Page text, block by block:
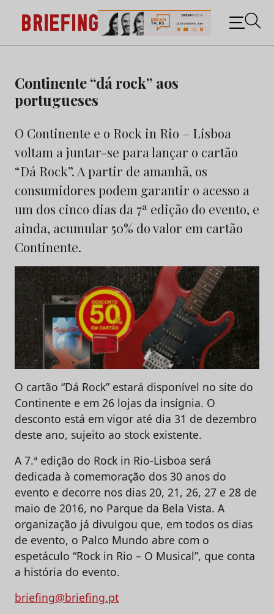
content
Briefing: Todas as notícias sobre os negócios do
Marketing e da Publicidade
Continente “dá rock” aos
portugueses
O Continente e o Rock in Rio – Lisboa
voltam a juntar-se para lançar o cartão
“Dá Rock”. A partir de amanhã, os
consumidores podem garantir o acesso a
um dos cinco dias da 7ª edição do evento, e
ainda, acumular 50% do valor em cartão
Continente.
O cartão “Dá Rock” estará disponível no site do
Continente e em 26 lojas da insígnia. O
desconto está em vigor até dia 31 de dezembro
deste ano, sujeito ao stock existente.
A 7.ª edição do Rock in Rio-Lisboa será
dedicada à comemoração dos 30 anos do
evento e decorre nos dias 20, 21, 26, 27 e 28 de
maio de 2016, no Parque da Bela Vista. A
organização já divulgou que, em todos os dias
de evento, o Palco Mundo abre com o
espetáculo “Rock in Rio – O Musical”, que conta
a história do evento.
briefing@briefing.pt